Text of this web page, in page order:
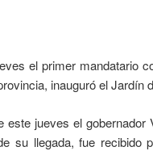
el primer mandatario
inauguró el Jardín
este jueves el
su llegada, fue recibido